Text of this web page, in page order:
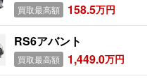
買取最高額 158.5万円
RS6アバント
買取最高額 1,449.0万円